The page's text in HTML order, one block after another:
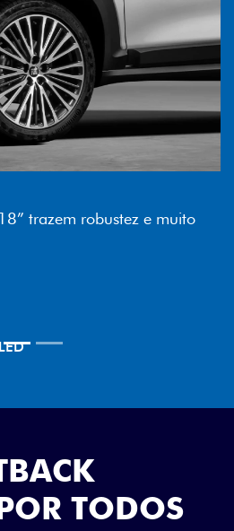
e muito
FAROL FULL
Tecnologia dos
economia para
TODOS